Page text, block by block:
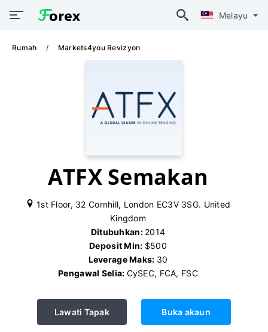
Melayu
Rumah Markets4you Revizyon
ATFX Semakan
1st Floor, 32 Cornhill, London EC3V 3SG. United
Kingdom
Ditubuhkan: 2014
Deposit Min: $500
Leverage Maks: 30
Pengawal Selia: CySEC, FCA, FSC
Lawati Tapak Buka akaun